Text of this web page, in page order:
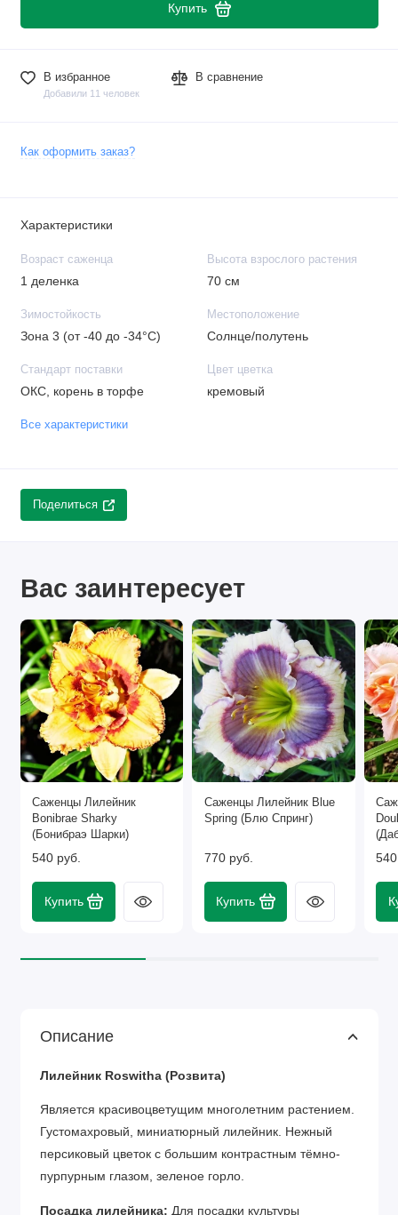
Купить
В избранное
Добавили 11 человек
В сравнение
Как оформить заказ?
Характеристики
Возраст саженца
1 деленка
Высота взрослого растения
70 см
Зимостойкость
Зона 3 (от -40 до -34°C)
Местоположение
Солнце/полутень
Стандарт поставки
ОКС, корень в торфе
Цвет цветка
кремовый
Все характеристики
Поделиться
Вас заинтересует
Саженцы Лилейник
Bonibrae Sharky
(Бонибраэ Шарки)
540 руб.
Купить
Саженцы Лилейник Blue
Spring (Блю Спринг)
770 руб.
Купить
Описание
Лилейник Roswitha (Розвита)
Является красивоцветущим многолетним растением.
Густомахровый, миниатюрный лилейник. Нежный
персиковый цветок с большим контрастным тёмно-
пурпурным глазом, зеленое горло.
Посадка лилейника: Для посадки культуры